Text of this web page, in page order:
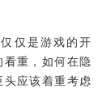
仅是游戏的开
重，如何在隐
应该着重考虑